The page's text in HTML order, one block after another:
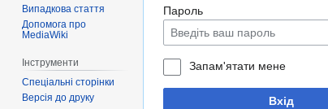
Пароль
Запам'ятати мене
Вхід
Випадкова стаття
Допомога про
MediaWiki
Інструменти
Спеціальні сторінки
Версія до друку